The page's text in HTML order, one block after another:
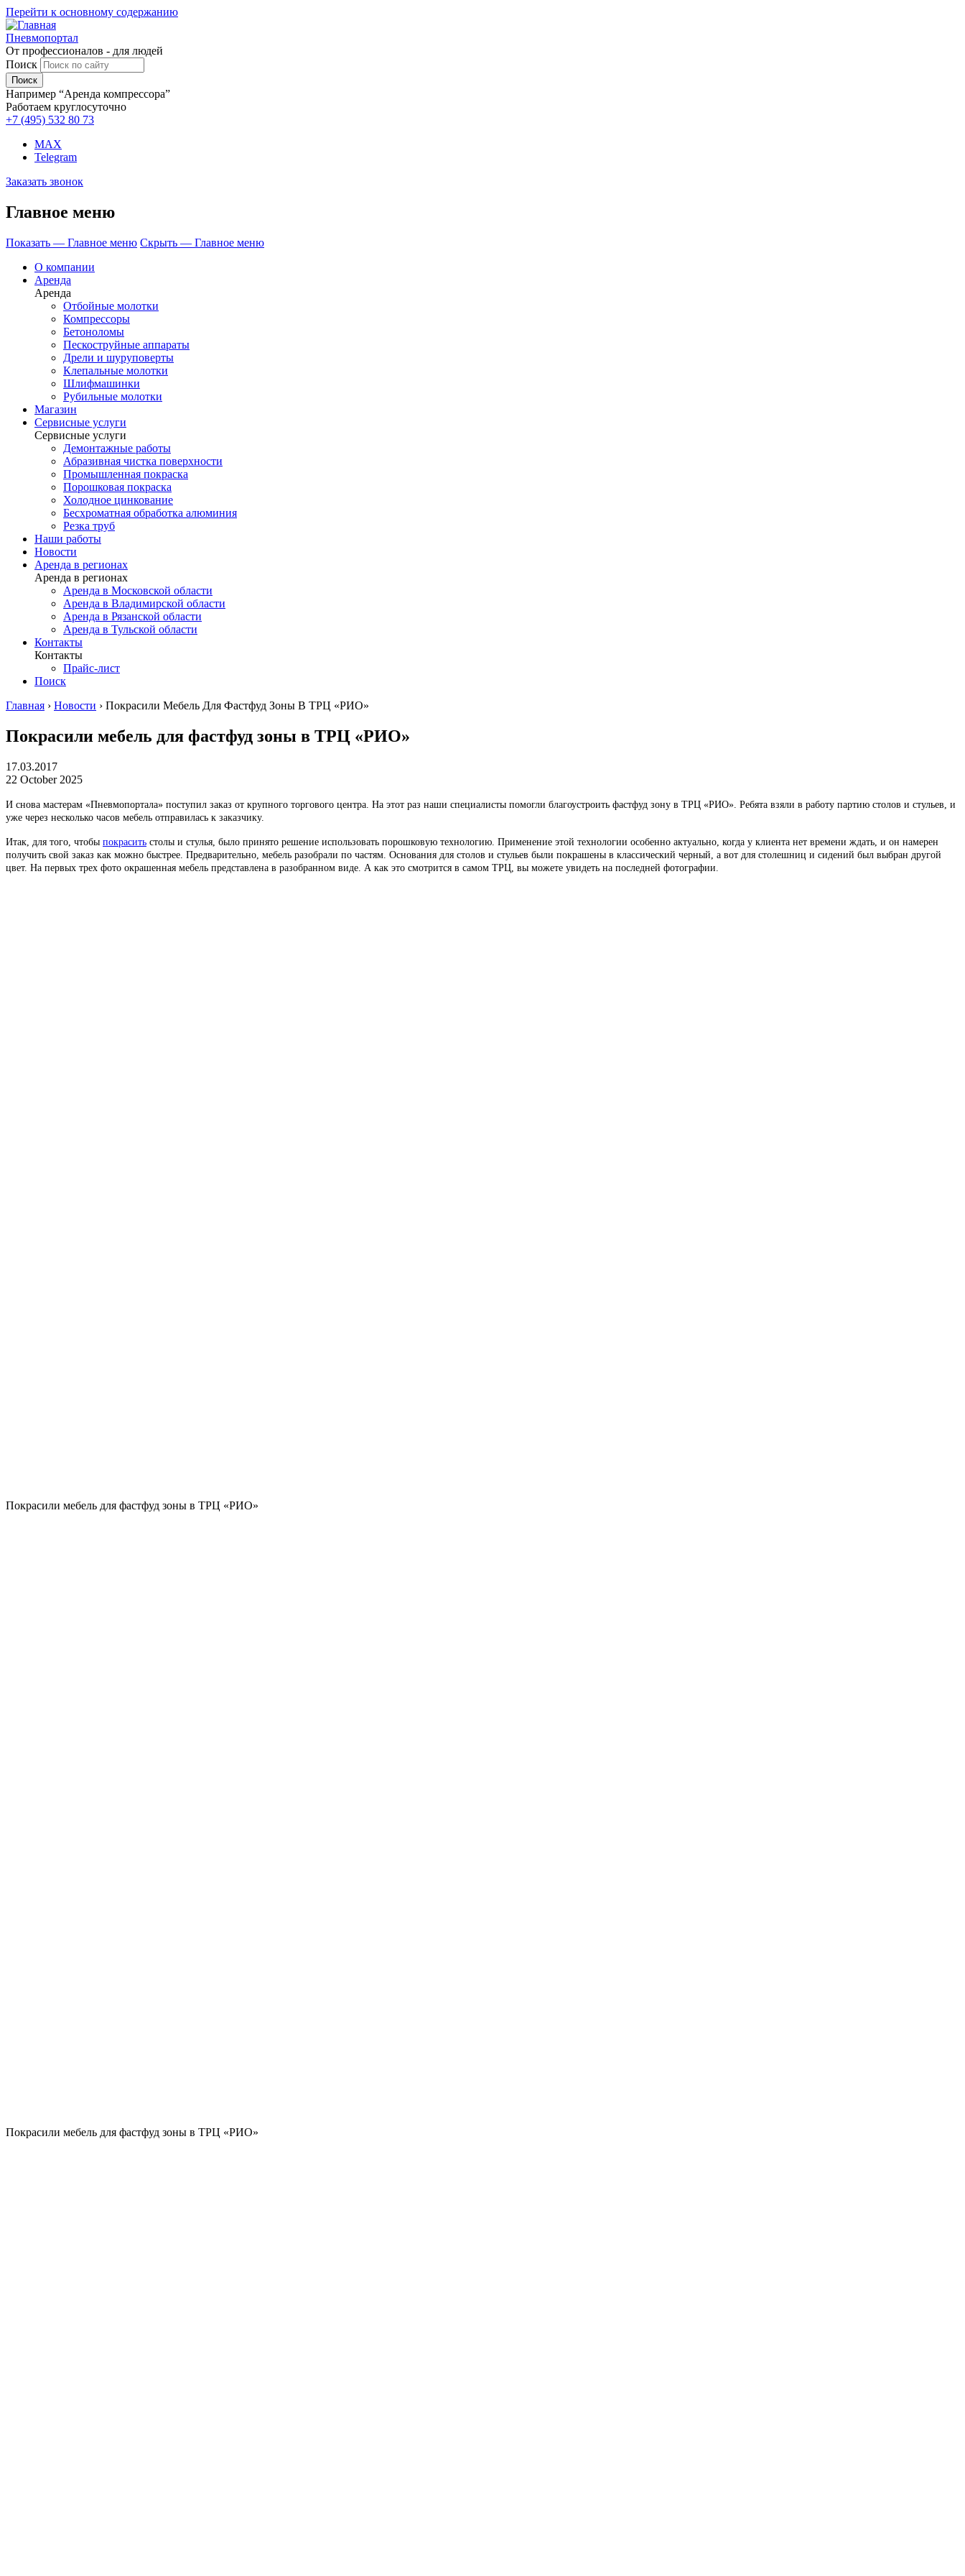
Перейти к основному содержанию
Пневмопортал
От профессионалов - для людей
Поиск
Например “Аренда компрессора”
Работаем круглосуточно
+7 (495) 532 80 73
MAX
Telegram
Заказать звонок
Главное меню
Показать — Главное меню Скрыть — Главное меню
О компании
Аренда
Аренда
Отбойные молотки
Компрессоры
Бетоноломы
Пескоструйные аппараты
Дрели и шуруповерты
Клепальные молотки
Шлифмашинки
Рубильные молотки
Магазин
Сервисные услуги
Сервисные услуги
Демонтажные работы
Абразивная чистка поверхности
Промышленная покраска
Порошковая покраска
Холодное цинкование
Бесхроматная обработка алюминия
Резка труб
Наши работы
Новости
Аренда в регионах
Аренда в регионах
Аренда в Московской области
Аренда в Владимирской области
Аренда в Рязанской области
Аренда в Тульской области
Контакты
Контакты
Прайс-лист
Поиск
Главная › Новости › Покрасили Мебель Для Фастфуд Зоны В ТРЦ «РИО»
Покрасили мебель для фастфуд зоны в ТРЦ «РИО»
17.03.2017
22 October 2025
И снова мастерам «Пневмопортала» поступил заказ от крупного торгового центра. На этот раз наши специалисты помогли благоустроить фастфуд зону в ТРЦ «РИО». Ребята взяли в работу партию столов и стульев, и
уже через несколько часов мебель отправилась к заказчику.
Итак, для того, чтобы покрасить столы и стулья, было принято решение использовать порошковую технологию. Применение этой технологии особенно актуально, когда у клиента нет времени ждать, и он намерен
получить свой заказ как можно быстрее. Предварительно, мебель разобрали по частям. Основания для столов и стульев были покрашены в классический черный, а вот для столешниц и сидений был выбран другой
цвет. На первых трех фото окрашенная мебель представлена в разобранном виде. А как это смотрится в самом ТРЦ, вы можете увидеть на последней фотографии.
Покрасили мебель для фастфуд зоны в ТРЦ «РИО»
Покрасили мебель для фастфуд зоны в ТРЦ «РИО»